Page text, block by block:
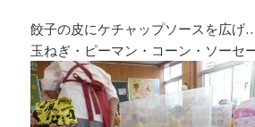
餃子の皮にケチャップソースを広げ
玉ねぎ・ピーマン・コーン・ソーセ